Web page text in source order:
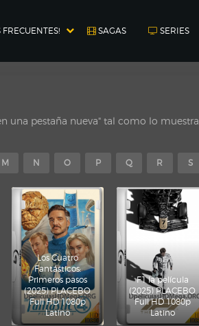
SAGAS SERIES
una pestaña nueva" tal como lo muestra
M N O P Q R S
Los Cuatro
Fantásticos:
Primeros pasos
(2025) PLACEBO
Full HD 1080p
Latino
F1 la película
(2025) PLACEBO
Full HD 1080p
Latino